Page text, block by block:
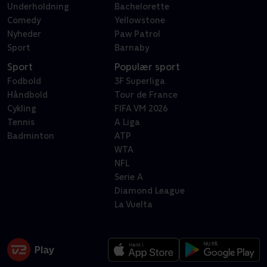
Underholdning
Comedy
Nyheder
Sport
Bachelorette
Yellowstone
Paw Patrol
Barnaby
Sport
Fodbold
Håndbold
Cykling
Tennis
Badminton
Populær sport
3F Superliga
Tour de France
FIFA VM 2026
A Liga
ATP
WTA
NFL
Serie A
Diamond League
La Vuelta